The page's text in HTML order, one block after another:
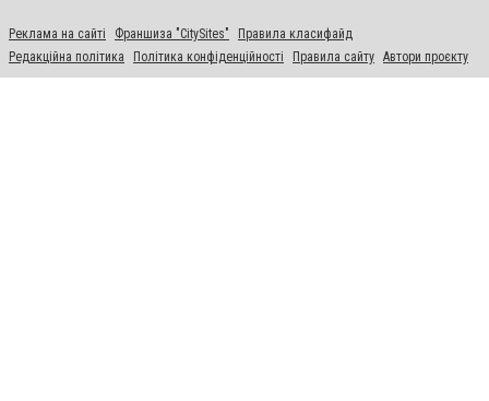
Реклама на сайті Франшиза "CitySites"
Правила класифайд
Редакційна політика
Політика конфіденційності Правила сайту Автори проєкту